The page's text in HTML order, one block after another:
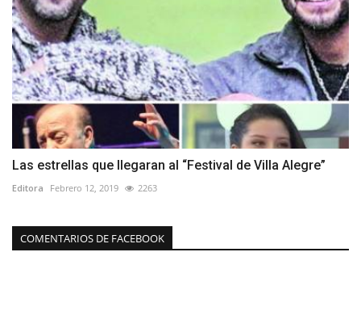
Las estrellas que llegaran al “Festival de Villa Alegre”
Editora Febrero 12, 2019 2263
COMENTARIOS DE FACEBOOK